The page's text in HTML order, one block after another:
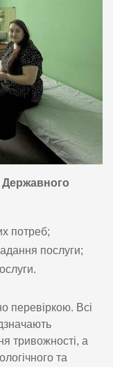
Державного
потреб;
послуги;
перевіркою. Всі
тривожності, а
та